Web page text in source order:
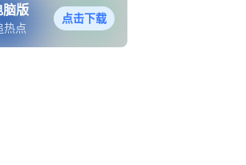
脑版
热点
点击下载